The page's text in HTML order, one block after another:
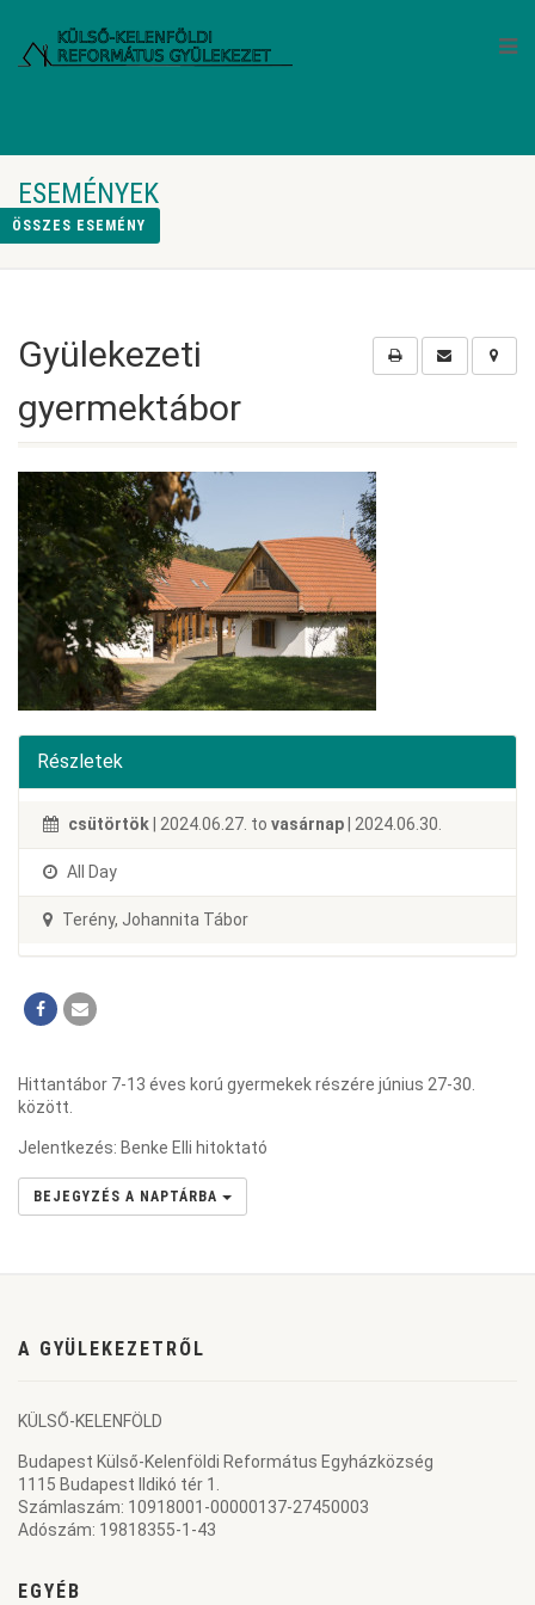
ESEMÉNYEK
ÖSSZES ESEMÉNY
Gyülekezeti
gyermektábor
Részletek
csütörtök | 2024.06.27. to vasárnap | 2024.06.30.
All Day
Terény, Johannita Tábor
Hittantábor 7-13 éves korú gyermekek részére június 27-30.
között.
Jelentkezés: Benke Elli hitoktató
BEJEGYZÉS A NAPTÁRBA
A GYÜLEKEZETRŐL
KÜLSŐ-KELENFÖLD
Budapest Külső-Kelenföldi Református Egyházközség
1115 Budapest Ildikó tér 1.
Számlaszám: 10918001-00000137-27450003
Adószám: 19818355-1-43
EGYÉB